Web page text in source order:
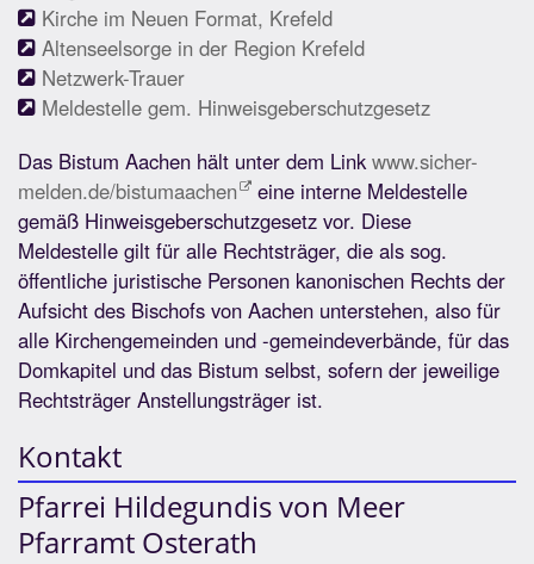
Kirche im Neuen Format, Krefeld
Altenseelsorge in der Region Krefeld
Netzwerk-Trauer
Meldestelle gem. Hinweisgeberschutzgesetz
Das Bistum Aachen hält unter dem Link www.sicher-
melden.de/bistumaachen
eine interne Meldestelle
gemäß Hinweisgeberschutzgesetz vor. Diese
Meldestelle gilt für alle Rechtsträger, die als sog.
öffentliche juristische Personen kanonischen Rechts der
Aufsicht des Bischofs von Aachen unterstehen, also für
alle Kirchengemeinden und -gemeindeverbände, für das
Domkapitel und das Bistum selbst, sofern der jeweilige
Rechtsträger Anstellungsträger ist.
Kontakt
Pfarrei Hildegundis von Meer
Pfarramt Osterath